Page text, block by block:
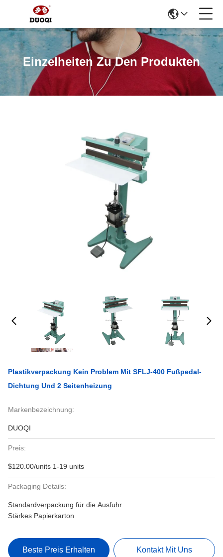
Einzelheiten Zu Den Produkten
Plastikverpackung Kein Problem Mit SFLJ-400 Fußpedal-
Dichtung Und 2 Seitenheizung
Markenbezeichnung:
DUOQI
Preis:
$120.00/units 1-19 units
Packaging Details:
Standardverpackung für die Ausfuhr
Stärkes Papierkarton
Beste Preis Erhalten Kontakt Mit Uns